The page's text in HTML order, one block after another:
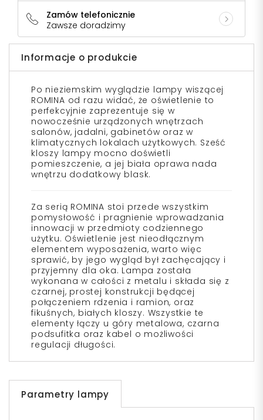
Zamów telefonicznie
Zawsze doradzimy
Informacje o produkcie
Po nieziemskim wyglądzie lampy wiszącej
ROMINA od razu widać, że oświetlenie to
perfekcyjnie zaprezentuje się w
nowocześnie urządzonych wnętrzach
salonów, jadalni, gabinetów oraz w
klimatycznych lokalach użytkowych. Sześć
kloszy lampy mocno doświetli
pomieszczenie, a jej biała oprawa nada
wnętrzu dodatkowy blask.
Za serią ROMINA stoi przede wszystkim
pomysłowość i pragnienie wprowadzania
innowacji w przedmioty codziennego
użytku. Oświetlenie jest nieodłącznym
elementem wyposażenia, warto więc
sprawić, by jego wygląd był zachęcający i
przyjemny dla oka. Lampa została
wykonana w całości z metalu i składa się z
czarnej, prostej konstrukcji będącej
połączeniem rdzenia i ramion, oraz
fikuśnych, białych kloszy. Wszystkie te
elementy łączy u góry metalowa, czarna
podsufitka oraz kabel o możliwości
regulacji długości.
Parametry lampy